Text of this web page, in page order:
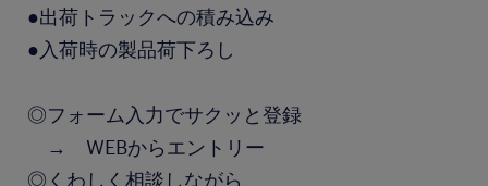
●出荷トラックへの積み込み
●入荷時の製品荷下ろし
◎フォーム入力でサクッと登録
→ WEBからエントリー
◎くわしく相談しながら